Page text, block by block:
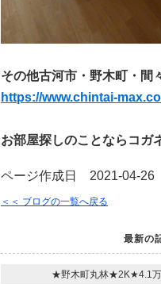
その他古河市・野木町・間
https://www.chintai-
お部屋探しのことならコガ
ページ作成日 2021-04-26
＜＜ ブログの一覧へ戻る
最新の
★野木町丸林★2K★4.1